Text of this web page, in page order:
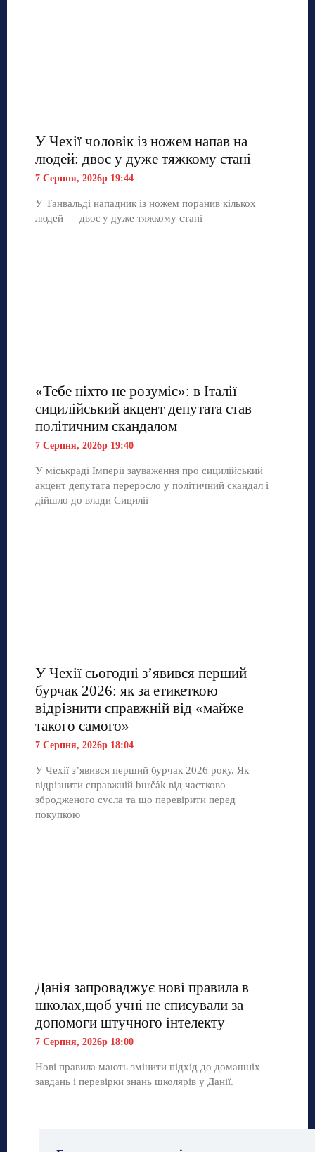
У Чехії чоловік із ножем напав на
людей: двоє у дуже тяжкому стані
7 Серпня, 2026р 19:44
У Танвальді нападник із ножем поранив кількох
людей — двоє у дуже тяжкому стані
«Тебе ніхто не розуміє»: в Італії
сицилійський акцент депутата став
політичним скандалом
7 Серпня, 2026р 19:40
У міськраді Імперії зауваження про сицилійський
акцент депутата переросло у політичний скандал і
дійшло до влади Сицилії
У Чехії сьогодні з’явився перший
бурчак 2026: як за етикеткою
відрізнити справжній від «майже
такого самого»
7 Серпня, 2026р 18:04
У Чехії з’явився перший бурчак 2026 року. Як
відрізнити справжній burčák від частково
збродженого сусла та що перевірити перед
покупкою
Данія запроваджує нові правила в
школах,щоб учні не списували за
допомоги штучного інтелекту
7 Серпня, 2026р 18:00
Нові правила мають змінити підхід до домашніх
завдань і перевірки знань школярів у Данії.